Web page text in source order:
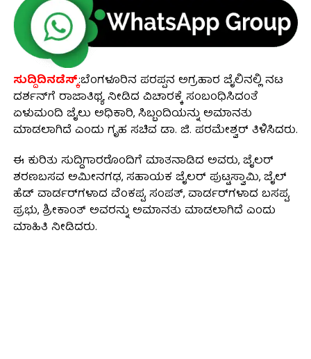
ಸುದ್ದಿದಿನಡೆಸ್ಕ್:ಬೆಂಗಳೂರಿನ ಪರಪ್ಪನ ಅಗ್ರಹಾರ ಜೈಲಿನಲ್ಲಿ ನಟ
ದರ್ಶನ್‌ಗೆ ರಾಜಾತಿಥ್ಯ ನೀಡಿದ ವಿಚಾರಕ್ಕೆ ಸಂಬಂಧಿಸಿದಂತೆ
ಏಳುಮಂದಿ ಜೈಲು ಅಧಿಕಾರಿ, ಸಿಬ್ಬಂದಿಯನ್ನು ಅಮಾನತು
ಮಾಡಲಾಗಿದೆ ಎಂದು ಗೃಹ ಸಚಿವ ಡಾ. ಜಿ. ಪರಮೇಶ್ವರ್ ತಿಳಿಸಿದರು.
ಈ ಕುರಿತು ಸುದ್ದಿಗಾರರೊಂದಿಗೆ ಮಾತನಾಡಿದ ಅವರು, ಜೈಲರ್
ಶರಣಬಸವ ಅಮೀನಗಢ, ಸಹಾಯಕ ಜೈಲರ್ ಪುಟ್ಟಸ್ವಾಮಿ, ಜೈಲ್
ಹೆಡ್ ವಾರ್ಡರ್‌ಗಳಾದ ವೆಂಕಪ್ಪ, ಸಂಪತ್, ವಾರ್ಡರ್‌ಗಳಾದ ಬಸಪ್ಪ,
ಪ್ರಭು, ಶ್ರೀಕಾಂತ್ ಅವರನ್ನು ಅಮಾನತು ಮಾಡಲಾಗಿದೆ ಎಂದು
ಮಾಹಿತಿ ನೀಡಿದರು.